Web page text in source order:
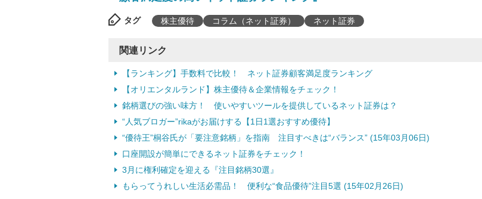
タグ 株主優待 コラム（ネット証券） ネット証券
関連リンク
【ランキング】手数料で比較！ ネット証券顧客満足度ランキング
【オリエンタルランド】株主優待＆企業情報をチェック！
銘柄選びの強い味方！ 使いやすいツールを提供しているネット証券は？
“人気ブロガー”rikaがお届けする【1日1選おすすめ優待】
“優待王”桐谷氏が「要注意銘柄」を指南 注目すべきは“バランス” (15年03月06日)
口座開設が簡単にできるネット証券をチェック！
3月に権利確定を迎える『注目銘柄30選』
もらってうれしい生活必需品！ 便利な“食品優待”注目5選 (15年02月26日)